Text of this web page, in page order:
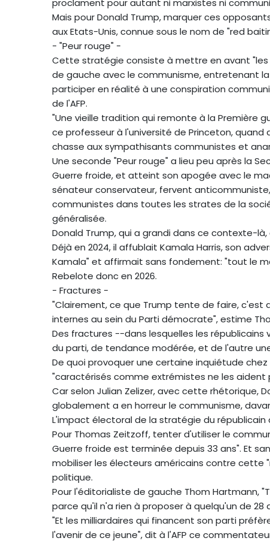
proclament pour autant ni marxistes ni
Mais pour Donald Trump, marquer ces
aux Etats-Unis, connue sous le nom de "red
- "Peur rouge" -
Cette stratégie consiste à mettre en avant "les
de gauche avec le communisme, entretenant
participer en réalité à une conspiration
de l'AFP.
"Une vieille tradition qui remonte à la Première
ce professeur à l'université de Princeton,
chasse aux sympathisants communistes et
Une seconde "Peur rouge" a lieu peu après la
Guerre froide, et atteint son apogée avec le
sénateur conservateur, fervent
communistes dans toutes les strates de la
généralisée.
Donald Trump, qui a grandi dans ce contexte-
Déjà en 2024, il affublait Kamala Harris, son
Kamala" et affirmait sans fondement: "tout le
Rebelote donc en 2026.
- Fractures -
"Clairement, ce que Trump tente de faire, c'est
internes au sein du Parti démocrate", estime
Des fractures --dans lesquelles les
du parti, de tendance modérée, et de l'autre
De quoi provoquer une certaine inquiétude
"caractérisés comme extrémistes ne les
Car selon Julian Zelizer, avec cette rhétorique,
globalement a en horreur le communisme,
L'impact électoral de la stratégie du
Pour Thomas Zeitzoff, tenter d'utiliser le
Guerre froide est terminée depuis 33 ans". Et
mobiliser les électeurs américains contre cette
politique.
Pour l'éditorialiste de gauche Thom Hartmann,
parce qu'il n'a rien à proposer à quelqu'un de 28
"Et les milliardaires qui financent son parti
l'avenir de ce jeune", dit à l'AFP ce